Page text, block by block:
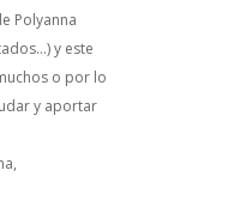
Polyanna
y este
o por lo
y aportar